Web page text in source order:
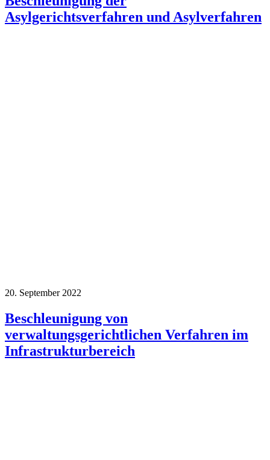
Asylgerichtsverfahren und Asylverfahren
20. September 2022
Beschleunigung von
verwaltungsgerichtlichen Verfahren im
Infrastrukturbereich